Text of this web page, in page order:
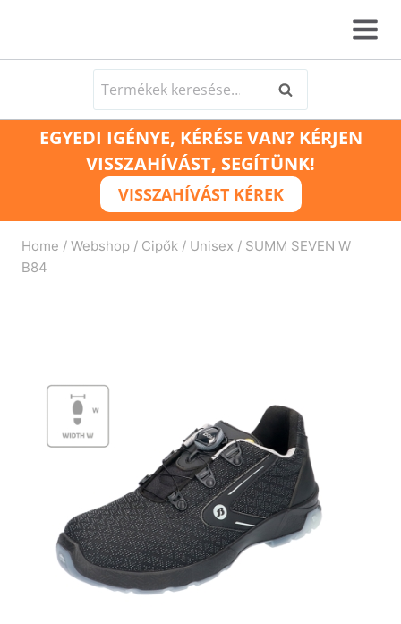
Keresés
a
következőre:
Keresés
EGYEDI IGÉNYE, KÉRÉSE VAN? KÉRJEN
VISSZAHÍVÁST, SEGÍTÜNK!
VISSZAHÍVÁST KÉREK
Home / Webshop / Cipők / Unisex / SUMM SEVEN W
B84